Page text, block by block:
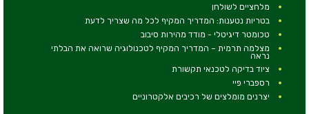
מלחציים לשולחן
בטריות נטענות: המדריך המקיף לכל מה שצריך לדעת
טכומטר דיגיטלי - מודד מהירות סיבוב
מצלמה תרמית – המדריך המקיף לטכנולוגיה שרואה את הבלתי
נראה
ציוד בדיקה לטכנאי תקשורת
רספברי פיי
יצרנים מומלצים של רכיבים אלקטרוניים